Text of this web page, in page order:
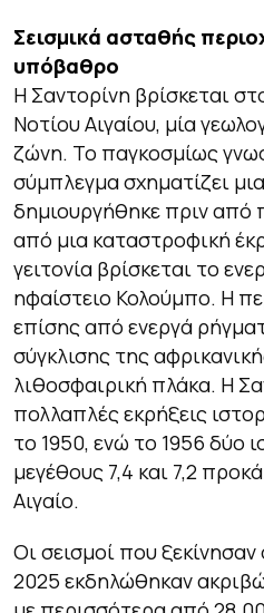
Σεισμικά ασταθής
υπόβαθρο
Η Σαντορίνη βρίσκεται
Νοτίου Αιγαίου, μία
ζώνη. Το παγκοσμίως
σύμπλεγμα σχηματίζει
δημιουργήθηκε πριν από
από μια καταστροφική
γειτονία βρίσκεται το
ηφαίστειο Κολούμπο. Η
επίσης από ενεργά
σύγκλισης της
λιθοσφαιρική πλάκα. Η
πολλαπλές εκρήξεις
το 1950, ενώ το 1956 δύο
μεγέθους 7,4 και 7,2
Αιγαίο.
Οι σεισμοί που
2025 εκδηλώθηκαν